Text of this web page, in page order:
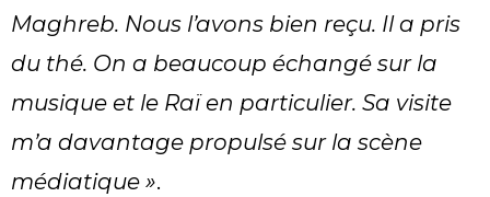
Maghreb. Nous l’avons bien reçu. Il a pris
du thé. On a beaucoup échangé sur la
musique et le Raï en particulier. Sa visite
m’a davantage propulsé sur la scène
médiatique ».